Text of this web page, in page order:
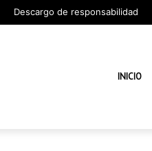
Descargo de responsabilidad
INICIO